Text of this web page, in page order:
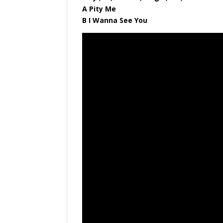
A Pity Me
B I Wanna See You